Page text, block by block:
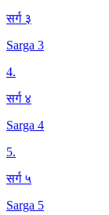
सर्ग ३
Sarga 3
4.
सर्ग ४
Sarga 4
5.
सर्ग ५
Sarga 5